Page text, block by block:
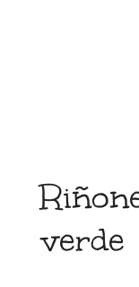
verde